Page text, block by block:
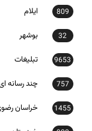
32 بوشهر
9653 تبلیغات
757 چند رسانه ای
1455 خراسان
980 خوزستان